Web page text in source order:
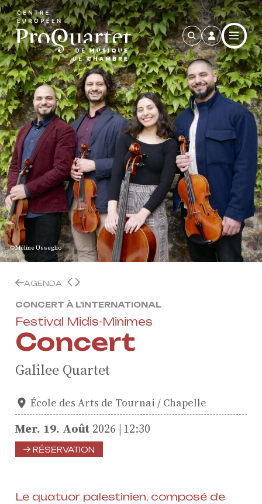
Aller au contenu principal
©Méline Usseglio
AGENDA
CONCERT À L'INTERNATIONAL
Festival Midis-Minimes
Concert
Galilee Quartet
École des Arts de Tournai / Chapelle
Mer. 19. Août 2026 12:30
RÉSERVATION
Le quatuor palestinien, composé de